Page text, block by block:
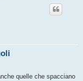
quelle che spacciano